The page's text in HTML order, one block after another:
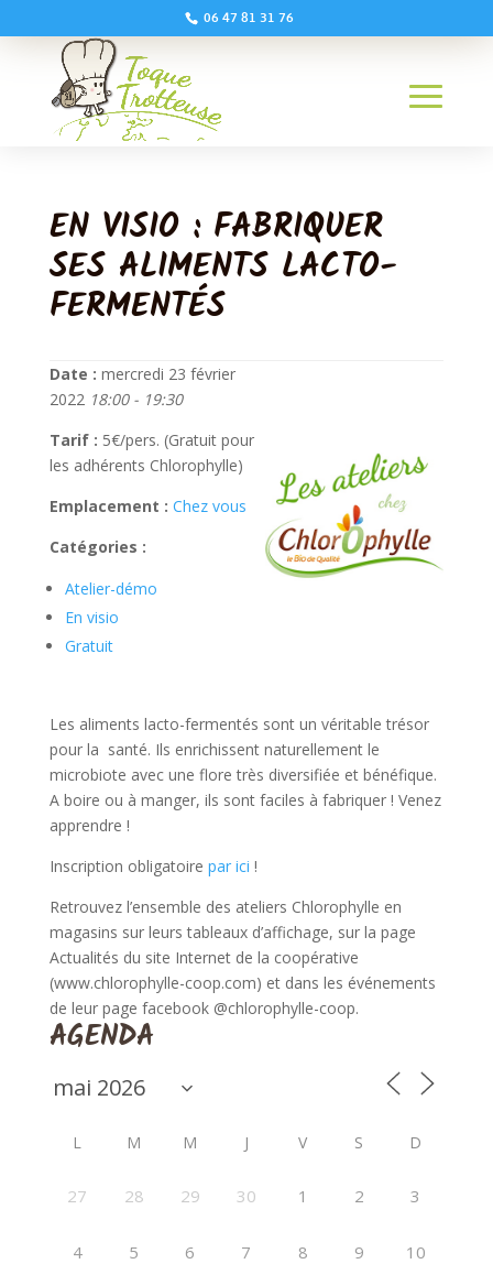
06 47 81 31 76
EN VISIO : FABRIQUER
SES ALIMENTS LACTO-
FERMENTÉS
Date : mercredi 23 février
2022 18:00 - 19:30
Tarif : 5€/pers. (Gratuit pour
les adhérents Chlorophylle)
Emplacement : Chez vous
Catégories :
Atelier-démo
En visio
Gratuit
Les aliments lacto-fermentés sont un véritable trésor
pour la santé. Ils enrichissent naturellement le
microbiote avec une flore très diversifiée et bénéfique.
A boire ou à manger, ils sont faciles à fabriquer ! Venez
apprendre !
Inscription obligatoire par ici !
Retrouvez l’ensemble des ateliers Chlorophylle en
magasins sur leurs tableaux d’affichage, sur la page
Actualités du site Internet de la coopérative
(www.chlorophylle-coop.com) et dans les événements
de leur page facebook @chlorophylle-coop.
AGENDA
L M M J V S D
27 28 29 30 1 2 3
4 5 6 7 8 9 10